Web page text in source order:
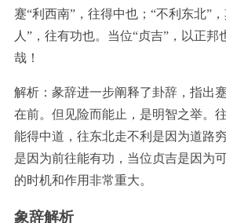
蹇“利西南”，往得中也；“不利东北”
人”，往有功也。当位“贞吉”，以正邦
哉！
解析：彖辞进一步阐释了卦辞，指出
在前。但见险而能止，是明智之举。
能得中道，往东北走不利是因为道路
是因为前往能有功，当位贞吉是因为
的时机和作用非常重大。
象辞解析